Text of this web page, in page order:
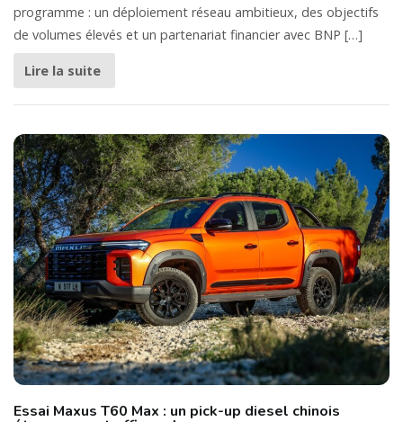
programme : un déploiement réseau ambitieux, des objectifs
de volumes élevés et un partenariat financier avec BNP […]
Lire la suite
Essai Maxus T60 Max : un pick-up diesel chinois